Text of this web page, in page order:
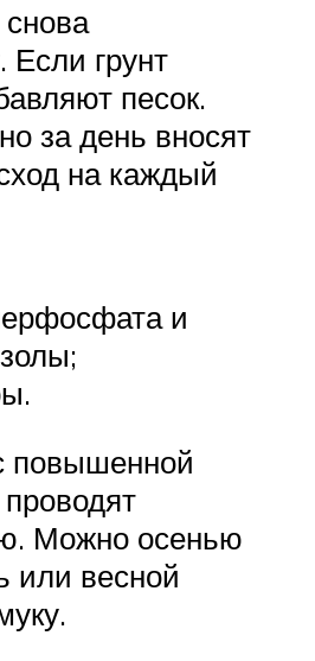
Если грунт
песок.
за день вносят
на каждый
и
повышенной
Можно осенью
или весной